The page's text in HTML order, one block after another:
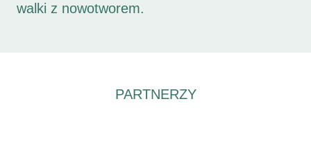
walki z nowotworem.
PARTNERZY